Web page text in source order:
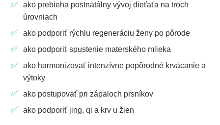
ako prebieha postnatálny vývoj dieťaťa na troch
úrovniach
ako podporiť rýchlu regeneráciu ženy po pôrode
ako podporiť spustenie materského mlieka
ako harmonizovať intenzívne popôrodné krvácanie a
výtoky
ako postupovať pri zápaloch prsníkov
ako podporiť jing, qi a krv u žien